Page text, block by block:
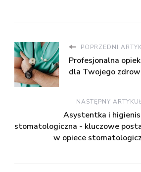
POPRZEDNI
Profesjonalna
dla Twojego
NASTĘPNY
Asystentka i
stomatologiczna - kluczowe
w opiece